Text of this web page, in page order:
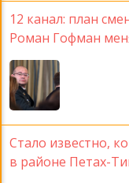
12 канал: план
Роман Гофман
Стало известно,
в районе Петах-